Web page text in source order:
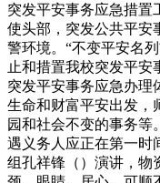
突发平安事务应急措
使头部，突发公共平安
警环境。“不变平安名
止和措置我校突发平安
突发平安事务应急办理
生命和财富平安出发，
园和社会不变的事务等
遇义务人应正在第一时
组孔祥锋（）演讲，物